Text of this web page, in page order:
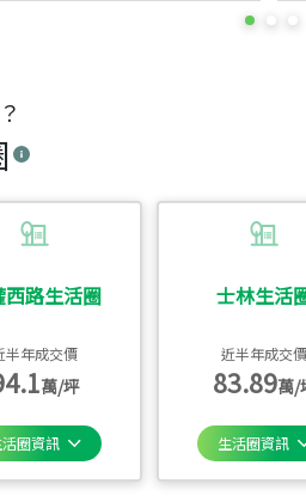
西路生活圈
半年成交價
萬/坪
活圈資訊
士林生活
近半年成交價
83.89萬/
生活圈資訊